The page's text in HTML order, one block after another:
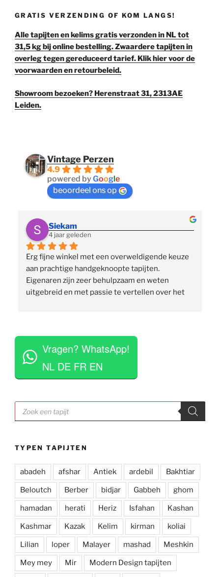
GRATIS VERZENDING OF KOM LANGS!
Alle tapijten en kelims gratis verzonden in NL tot
31,5 kg bij online bestelling. Zwaardere tapijten in
overleg tegen gereduceerd tarief. Klik hier voor de
voorwaarden en retourbeleid.
Showroom bezoeken? Herenstraat 31, 2313AE
Leiden.
Vintage Perzen
4.9
powered byGoogle
beoordeel ons op
Siekam
4 jaar geleden
Erg fijne winkel met een overweldigende keuze
aan prachtige handgeknoopte tapijten.
Eigenaren zijn zeer behulpzaam en weten
uitgebreid en met passie te vertellen over het
tapijten voor je uit te rollen. Tegelijkertijd niet
opdringerig en geven je rustig de tijd om je
eigen keuze te maken. Tevens erg competitieve
prijzen. Al met al een zeer positieve ervaring en
Vragen? WhatsApp!
NL DE FR EN
Producten
zoeken
TYPEN TAPIJTEN
abadeh afshar Antiek ardebil Bakhtiar
Beloutch Berber bidjar Gabbeh ghom
hamadan herati Heriz Isfahan Kashan
Kashmar Kazak Kelim kirman koliai
Lilian loper Malayer mashad Meshkin
Mey mey Mir Modern Design tapijten